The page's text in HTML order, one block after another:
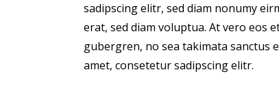
sadipscing elitr, sed diam nonumy
erat, sed diam voluptua. At vero eos
gubergren, no sea takimata sanctus
amet, consetetur sadipscing elitr.